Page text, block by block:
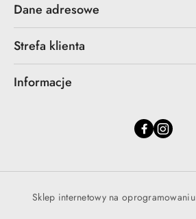
Dane adresowe
Strefa klienta
Informacje
Sklep internetowy na oprogramowaniu